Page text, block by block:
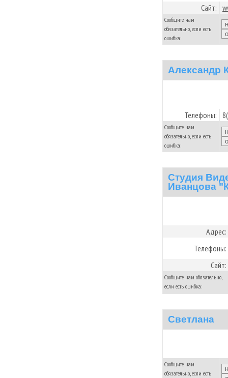
Сайт:
Сообщите нам
обязательно, если есть
ошибка:
Александр
Телефоны:
Сообщите нам
обязательно, если есть
ошибка:
Студия
Иванцова
Адрес:
Телефоны:
Сайт:
Сообщите нам обязательно,
если есть ошибка:
Светлана
Сообщите нам
обязательно, если есть